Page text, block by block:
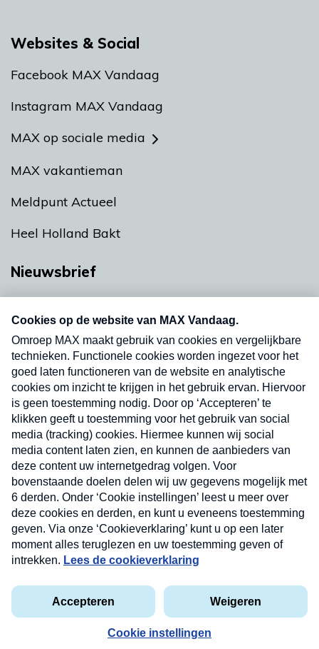
Websites & Social
Facebook MAX Vandaag
Instagram MAX Vandaag
MAX op sociale media
MAX vakantieman
Meldpunt Actueel
Heel Holland Bakt
Nieuwsbrief
nieuwsbrief. Elke vrijdag- en dinsdagochtend in
uw mailbox.
Verzend
Privacyverklaring
Cookieverklaring
Kwetsbaarheid melden
Copyright © 2026 MAX Vandaag - Omroep MAX
Nieuwsbrief
Neem hier een gratis abonnement op onze
nieuwsbrief. Elke vrijdag- en dinsdagochtend in uw